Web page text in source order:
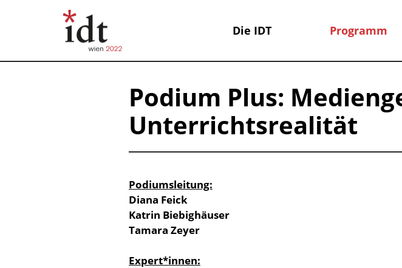
Die IDT Programm
Podium Plus:
Unterrichtsrealität
Podiumsleitung:
Diana Feick
Katrin Biebighäuser
Tamara Zeyer
Expert*innen: